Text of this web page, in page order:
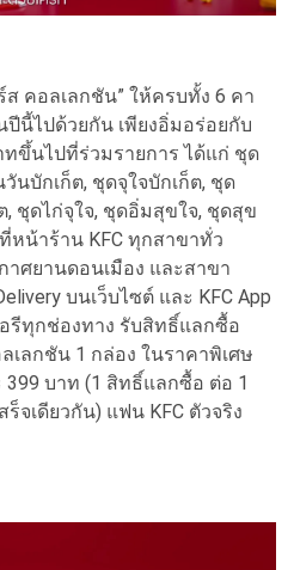
คอลเลกชัน” ให้ครบทั้ง 6 คา
ปีนี้ไปด้วยกัน เพียงอิ่มอร่อยกับ
ขึ้นไปที่ร่วมรายการ ได้แก่ ชุด
นบักเก็ต, ชุดจุใจบักเก็ต, ชุด
, ชุดไก่จุใจ, ชุดอิ่มสุขใจ, ชุดสุข
หน้าร้าน KFC ทุกสาขาทั่ว
าศยานดอนเมือง และสาขา
บนเว็บไซต์ และ KFC App
รีทุกช่องทาง รับสิทธิ์แลกซื้อ
เลกชัน 1 กล่อง ในราคาพิเศษ
399 บาท (1 สิทธิ์แลกซื้อ ต่อ 1
จเดียวกัน) แฟน KFC ตัวจริง